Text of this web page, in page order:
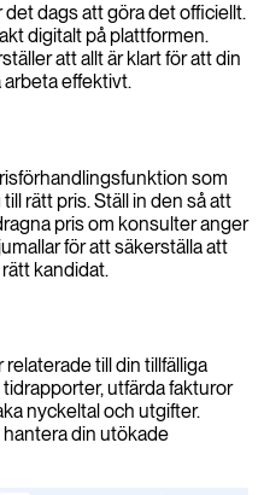
det dags att göra det officiellt.
digitalt på plattformen.
att allt är klart för att din
effektivt.
som
rätt pris. Ställ in den så att
pris om konsulter anger
för att säkerställa att
kandidat.
till din tillfälliga
utfärda fakturor
nyckeltal och utgifter.
din utökade